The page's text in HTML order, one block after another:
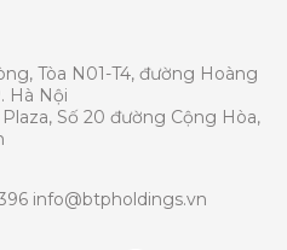
Tòa N01-T4, đường Hoàng
Hà Nội
Số 20 đường Cộng Hòa,
info@btpholdings.vn